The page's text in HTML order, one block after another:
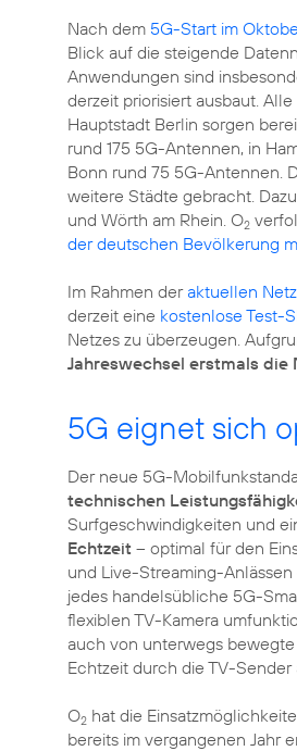
Nach dem 5G-Start im
Blick auf die steigende
Anwendungen sind
derzeit priorisiert ausbaut.
Hauptstadt Berlin sorgen
rund 175 5G-Antennen, in
Bonn rund 75 5G-Antennen.
weitere Städte gebracht.
und Wörth am Rhein. O2
der deutschen Bevölkerung
Im Rahmen deraktuellen
derzeit eine kostenlose Test-
Netzes zu überzeugen.
Jahreswechsel erstmals die
5G eignet sich
Der neue 5G-
technischen
Surfgeschwindigkeiten und
Echtzeit – optimal für den
und Live-Streaming-
jedes handelsübliche 5G-
flexiblen TV-Kamera
auch von unterwegs
Echtzeit durch die TV-Sender
O2 hat die
bereits im vergangenen Jahr